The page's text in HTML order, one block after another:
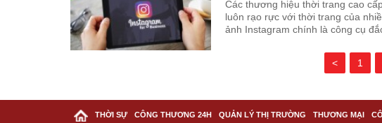
Các thương hiệu thời trang cao
luôn rạo rực với thời trang của
ảnh Instagram chính là công cụ
< 1
THỜI SỰ CÔNG THƯƠNG 24H QUẢN LÝ THỊ TRƯỜNG THƯƠNG MẠI